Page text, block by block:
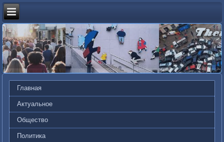
Главная
Актуальное
Общество
Политика